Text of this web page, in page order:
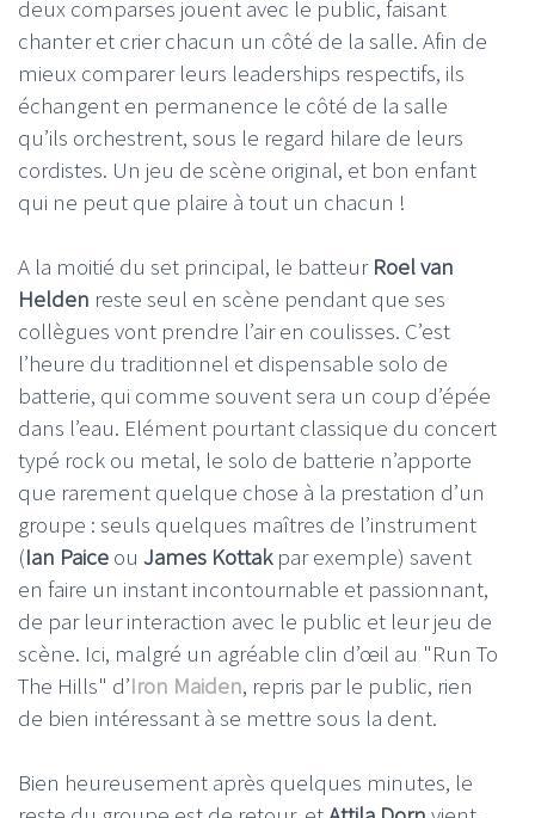
deux comparses jouent avec le public, faisant
chanter et crier chacun un côté de la salle. Afin de
mieux comparer leurs leaderships respectifs, ils
échangent en permanence le côté de la salle
qu’ils orchestrent, sous le regard hilare de leurs
cordistes. Un jeu de scène original, et bon enfant
qui ne peut que plaire à tout un chacun !
A la moitié du set principal, le batteur Roel van
Helden reste seul en scène pendant que ses
collègues vont prendre l’air en coulisses. C’est
l’heure du traditionnel et dispensable solo de
batterie, qui comme souvent sera un coup d’épée
dans l’eau. Elément pourtant classique du concert
typé rock ou metal, le solo de batterie n’apporte
que rarement quelque chose à la prestation d’un
groupe : seuls quelques maîtres de l’instrument
(Ian Paice ou James Kottak par exemple) savent
en faire un instant incontournable et passionnant,
de par leur interaction avec le public et leur jeu de
scène. Ici, malgré un agréable clin d’œil au "Run To
The Hills" d’Iron Maiden, repris par le public, rien
de bien intéressant à se mettre sous la dent.
Bien heureusement après quelques minutes, le